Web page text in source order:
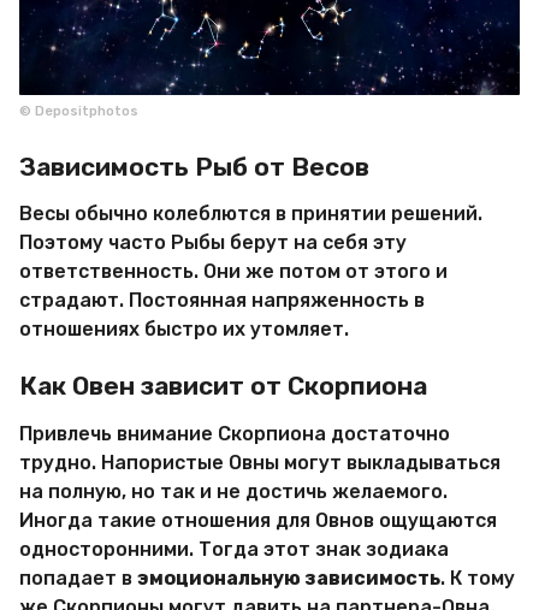
© Depositphotos
Зависимость Рыб от Весов
Весы обычно колеблются в принятии решений.
Поэтому часто Рыбы берут на себя эту
ответственность. Они же потом от этого и
страдают. Постоянная напряженность в
отношениях быстро их утомляет.
Как Овен зависит от Скорпиона
Привлечь внимание Скорпиона достаточно
трудно. Напористые Овны могут выкладываться
на полную, но так и не достичь желаемого.
Иногда такие отношения для Овнов ощущаются
односторонними. Тогда этот знак зодиака
попадает в эмоциональную зависимость. К тому